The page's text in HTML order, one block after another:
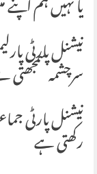
نیشنل پارٹی
سرچشمہ
نیشنل پارٹی
رکھتی ہے